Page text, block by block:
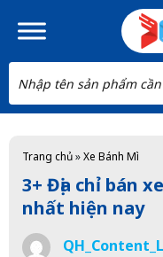
Skip to main content
Trang chủ»Xe Bánh Mì
3+ Địa chỉ bán
nhất hiện nay